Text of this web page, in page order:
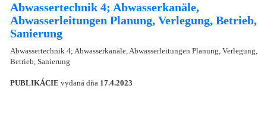
Abwassertechnik 4; Abwasserkanäle,
Abwasserleitungen Planung, Verlegung, Betrieb,
Sanierung
Abwassertechnik 4; Abwasserkanäle, Abwasserleitungen Planung, Verlegung,
Betrieb, Sanierung
PUBLIKÁCIE vydaná dňa 17.4.2023